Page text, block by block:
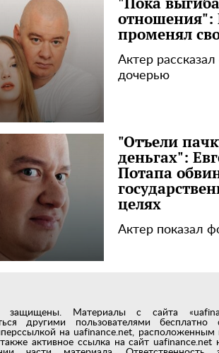
отношения":
променял
Актер
дочерью
"Отъели
деньгах":
Потапа
целях
Актер показал
защищены. Материалы с сайта
другими пользователями бесплатно
на uafinance.net, расположенным
активное ссылка на сайт uafinance.net